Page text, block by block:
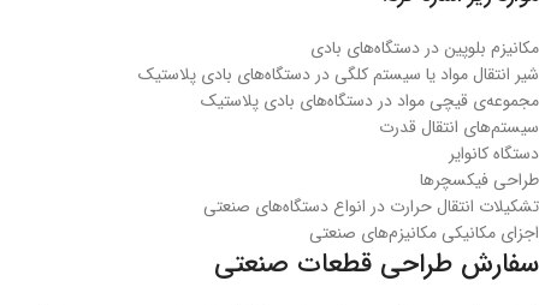
مکانیزم بلوپین در دستگاه‌های بادی
شیر انتقال مواد یا سیستم کلگی در دستگاه‌های بادی پلاستیک
مجموعه‌ی قیچی مواد در دستگاه‌های بادی پلاستیک
سیستم‌های انتقال قدرت
دستگاه کانوایر
طراحی فیکسچرها
تشکیلات انتقال حرارت در انواع دستگاه‌های صنعتی
اجزای مکانیکی مکانیزم‌های صنعتی
سفارش طراحی قطعات صنعتی